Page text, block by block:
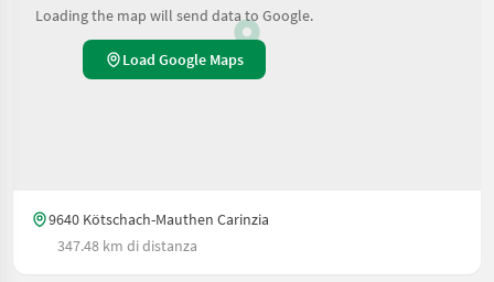
Loading the map will send data to Google.
Load Google Maps
9640 Kötschach-Mauthen Carinzia
347.48 km di distanza